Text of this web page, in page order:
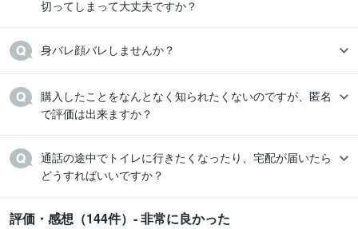
切ってしまって大丈夫ですか？
購入したことをなんとなく知られたくないのですが、匿名
通話の途中でトイレに行きたくなったり、宅配が届いたら
どうすればいいですか？
評価・感想（144件）- 非常に良かった